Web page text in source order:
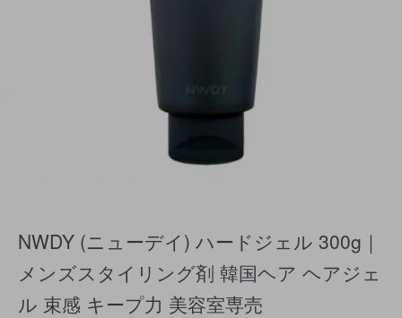
NWDY (ニューデイ) ハードジェル 300g｜
メンズスタイリング剤 韓国ヘア ヘアジェ
ル 束感 キープ力 美容室専売